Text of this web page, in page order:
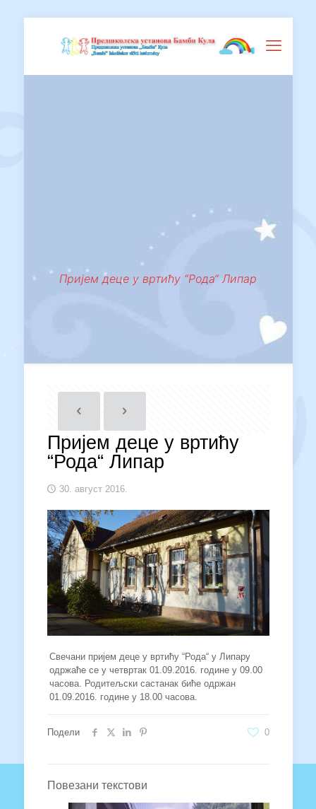
Пријем деце у вртићу “Рода“ Липар
Пријем деце у вртићу
“Рода“ Липар
30. август 2016.
Свечани пријем деце у вртићу “Рода“ у Липару
одржаће се у четвртак 01.09.2016. године у 09.00
часова. Родитељски састанак биће одржан
01.09.2016. године у 18.00 часова.
Подели 0
Повезани текстови